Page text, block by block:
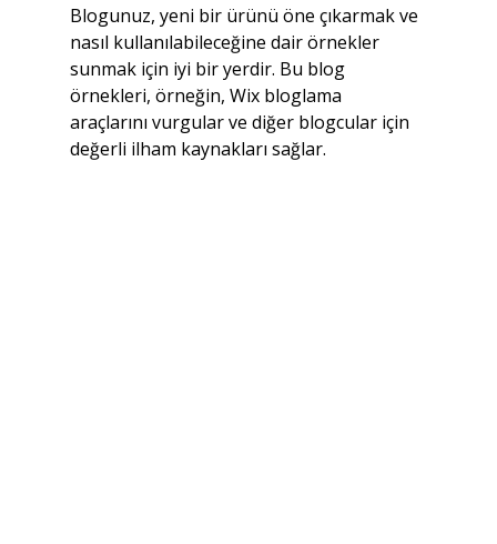
Blogunuz, yeni bir ürünü öne çıkarmak ve
nasıl kullanılabileceğine dair örnekler
sunmak için iyi bir yerdir. Bu blog
örnekleri, örneğin, Wix bloglama
araçlarını vurgular ve diğer blogcular için
değerli ilham kaynakları sağlar.